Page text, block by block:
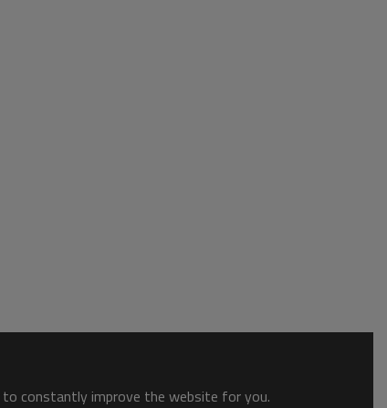
to constantly improve the website for you.